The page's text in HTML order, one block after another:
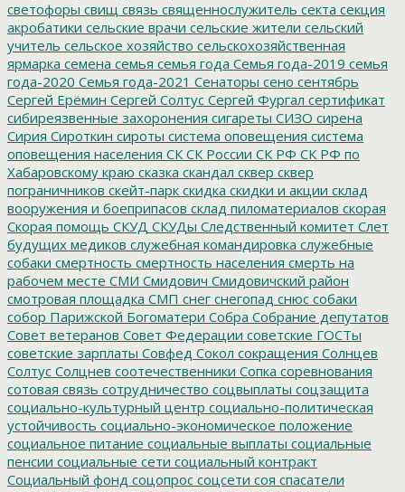
светофоры свищ связь священнослужитель секта секция
акробатики сельские врачи сельские жители сельский
учитель сельское хозяйство сельскохозяйственная
ярмарка семена семья семья года Семья года-2019 семья
года-2020 Семья года-2021 Сенаторы сено сентябрь
Сергей Ерёмин Сергей Солтус Сергей Фургал сертификат
сибиреязвенные захоронения сигареты СИЗО сирена
Сирия Сироткин сироты система оповещения система
оповещения населения СК СК России СК РФ СК РФ по
Хабаровскому краю сказка скандал сквер сквер
пограничников скейт-парк скидка скидки и акции склад
вооружения и боеприпасов склад пиломатериалов скорая
Скорая помощь СКУД СКУДы Следственный комитет Слет
будущих медиков служебная командировка служебные
собаки смертность смертность населения смерть на
рабочем месте СМИ Смидович Смидовичский район
смотровая площадка СМП снег снегопад снюс собаки
собор Парижской Богоматери Собра Собрание депутатов
Совет ветеранов Совет Федерации советские ГОСТы
советские зарплаты Совфед Сокол сокращения Солнцев
Солтус Солцнев соотечественники Сопка соревнования
сотовая связь сотрудничество соцвыплаты соцзащита
социально-культурный центр социально-политическая
устойчивость социально-экономическое положение
социальное питание социальные выплаты социальные
пенсии социальные сети социальный контракт
Социальный фонд соцопрос соцсети соя спасатели